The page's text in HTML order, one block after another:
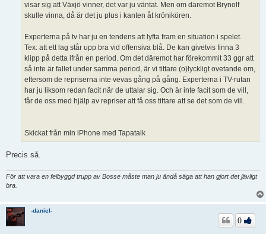
visar sig att Växjö vinner, det var ju väntat. Men om däremot Brynolf
skulle vinna, då är det ju plus i kanten åt krönikören.
Experterna på tv har ju en tendens att lyfta fram en situation i spelet.
Tex: att ett lag står upp bra vid offensiva blå. De kan givetvis finna 3
klipp på detta ifrån en period. Om det däremot har förekommit 33 ggr att
så inte är fallet under samma period, är vi tittare (o)lyckligt ovetande om,
eftersom de repriserna inte vevas gång på gång. Experterna i TV-rutan
har ju liksom redan facit när de uttalar sig. Och är inte facit som de vill,
får de oss med hjälp av repriser att få oss tittare att se det som de vill.
Skickat från min iPhone med Tapatalk
Precis så.
För att vara en felbyggd trupp av Bosse måste man ju ändå säga att han gjort det jävligt
bra.
-daniel-
0